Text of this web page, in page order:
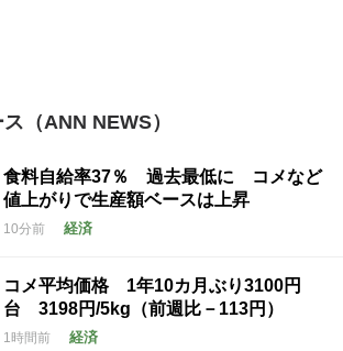
（ANN NEWS）
食料自給率37％ 過去最低に コメなど
値上がりで生産額ベースは上昇
10分前 経済
コメ平均価格 1年10カ月ぶり3100円
台 3198円/5kg（前週比－113円）
1時間前 経済